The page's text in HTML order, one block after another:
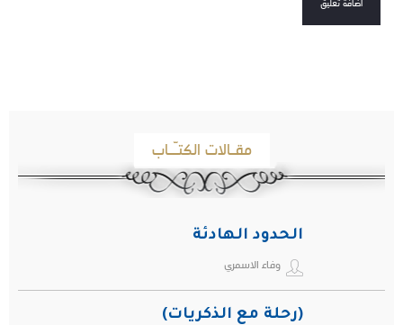
مقـالات الكتـّـاب
الحدود الهادئة
وفاء الاسمري
(رحلة مع الذكريات)